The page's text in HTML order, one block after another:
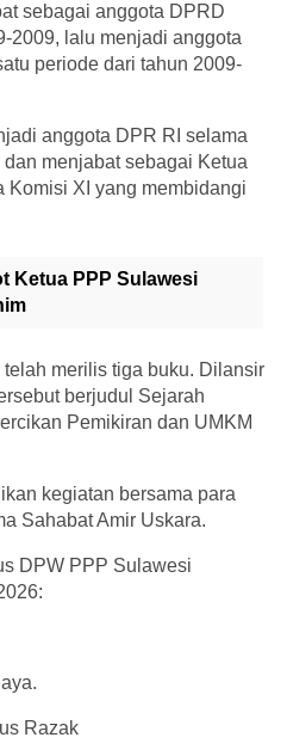
sebagai anggota DPRD
2009, lalu menjadi anggota
periode dari tahun 2009-
anggota DPR RI selama
menjabat sebagai Ketua
Komisi XI yang membidangi
Ketua PPP Sulawesi
merilis tiga buku. Dilansir
berjudul Sejarah
Pemikiran dan UMKM
kegiatan bersama para
Sahabat Amir Uskara.
DPW PPP Sulawesi
Razak